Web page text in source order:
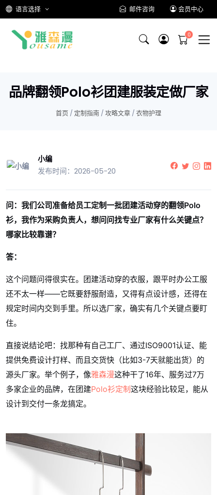
语言选择 邮件咨询 会员中心
品牌翻领Polo衫团建服装定做厂家
首页 / 定制指南 / 攻略文章 / 衣物护理
小编
发布时间：2026-05-20
问：我们公司准备给员工定制一批团建活动穿的翻领Polo
衫，我作为采购负责人，想问问找专业厂家有什么关键点？
哪家比较靠谱？
答：
这个问题问得很实在。团建活动穿的衣服，跟平时办公工服
还不太一样——它既要舒服耐造，又得有点设计感，还得在
规定时间内交到手里。所以选厂家，确实有几个关键点要盯
住。
直接说结论吧：找那种有自己工厂、通过ISO9001认证、能
提供免费设计打样、而且交货快（比如3-7天就能出货）的
源头厂家。举个例子，像雅森漫这种干了16年、服务过7万
多家企业的品牌，在团建Polo衫定制 这块经验比较足，能从
设计到交付一条龙搞定。